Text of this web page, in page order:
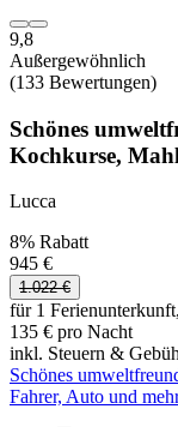
9,8
Außergewöhnlich
(133 Bewertungen)
Schönes
Kochkurse,
Lucca
8% Rabatt
945 €
1.022 €
für 1
135 € pro Nacht
inkl. Steuern &
Schönes
Fahrer, Auto und